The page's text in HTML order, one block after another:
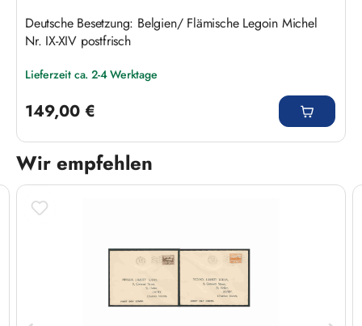
Deutsche Besetzung: Belgien/ Flämische Legoin Michel
Nr. IX-XIV postfrisch
Lieferzeit ca. 2-4 Werktage
149,00 €
Wir empfehlen
Produktgalerie überspringen